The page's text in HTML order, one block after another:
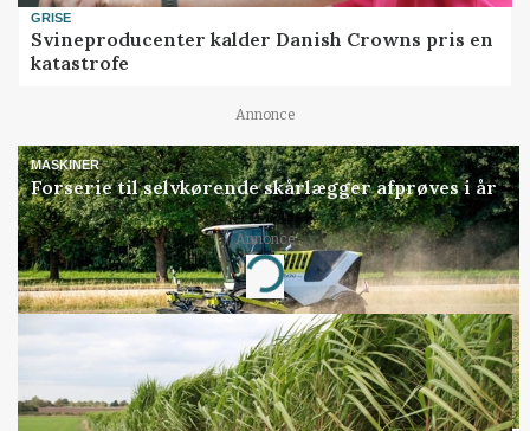
GRISE
Svineproducenter kalder Danish Crowns pris en
katastrofe
Annonce
MASKINER
Forserie til selvkørende skårlægger afprøves i år
Annonce
Loading...